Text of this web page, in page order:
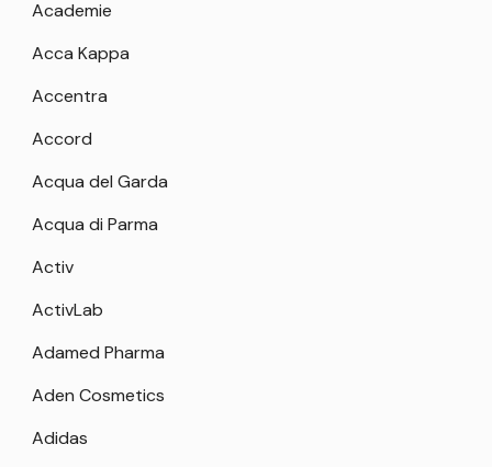
Academie
Acca Kappa
Accentra
Accord
Acqua del Garda
Acqua di Parma
Activ
ActivLab
Adamed Pharma
Aden Cosmetics
Adidas